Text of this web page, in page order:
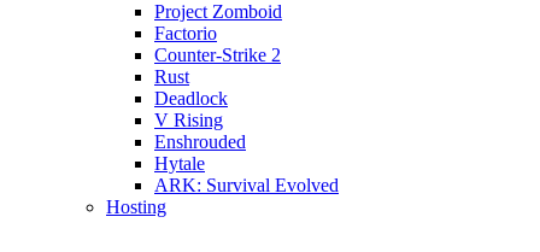
Project Zomboid
Factorio
Counter-Strike 2
Rust
Deadlock
V Rising
Enshrouded
Hytale
ARK: Survival Evolved
Hosting